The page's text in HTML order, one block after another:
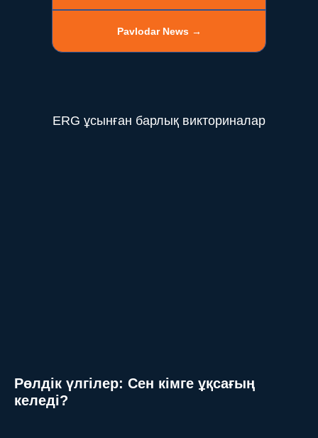
Pavlodar News →
ERG ұсынған барлық викториналар
Рөлдік үлгілер: Сен кімге ұқсағың
келеді?